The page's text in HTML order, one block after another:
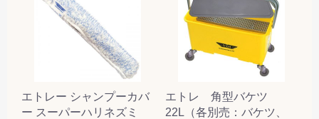
エトレー シャンプーカバ
ー スーパーハリネズミ
エトレ 角型バケツ
22L（各別売：バケツ、